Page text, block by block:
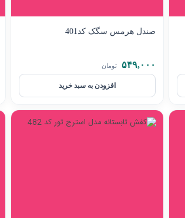
صندل هرمس سگک کد401
۵۴۹,۰۰۰ تومان
افزودن به سبد خرید